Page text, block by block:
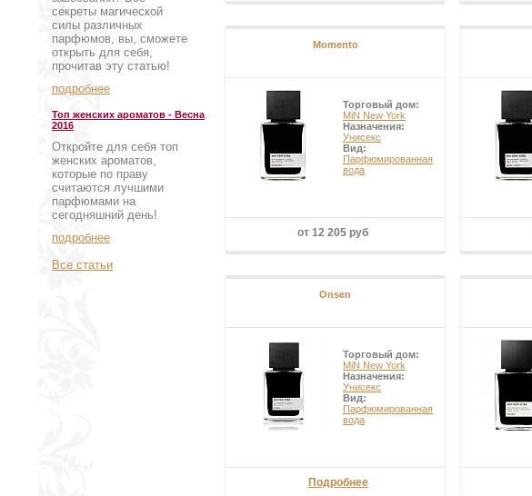
секреты магической
силы различных
парфюмов, вы, сможете
открыть для себя,
прочитав эту статью!
подробнее
Топ женских ароматов - Весна
2016
Откройте для себя топ
женских ароматов,
которые по праву
считаются лучшими
парфюмами на
сегодняшний день!
подробнее
Все статьи
Momento
Торговый дом:
MiN New York
Назначения:
Унисекс
Вид:
Парфюмированная
вода
от 12 205 руб
Onsen
Торговый дом:
MiN New York
Назначения:
Унисекс
Вид:
Парфюмированная
вода
Подробнее